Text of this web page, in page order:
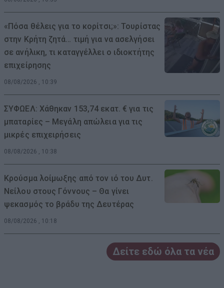
«Πόσα θέλεις για το κορίτσι;»: Τουρίστας
στην Κρήτη ζητά… τιμή για να ασελγήσει
σε ανήλικη, τι καταγγέλλει ο ιδιοκτήτης
επιχείρησης
08/08/2026 , 10:39
ΣΥΦΩΕΛ: Χάθηκαν 153,74 εκατ. € για τις
μπαταρίες – Μεγάλη απώλεια για τις
μικρές επιχειρήσεις
08/08/2026 , 10:38
Κρούσμα λοίμωξης από τον ιό του Δυτ.
Νείλου στους Γόννους – Θα γίνει
ψεκασμός το βράδυ της Δευτέρας
08/08/2026 , 10:18
Δείτε εδώ όλα τα νέα